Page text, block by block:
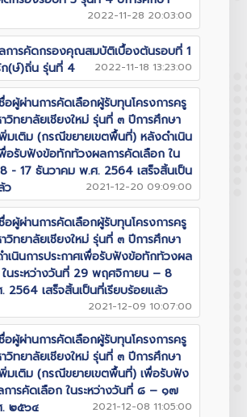
2022-11-28 20:03:00
การคัดกรองคุณสมบัติเบื้องต้นรอบที่ 1
ก(ษ์)ถิ่น รุ่นที่ 4
2022-11-18 13:23:00
อผู้ผ่านการคัดเลือกผู้รับทุนโครงการครู
วิทยาลัยเชียงใหม่ รุ่นที่ ๓ ปีการศึกษา
มเติม (กรณีขยายเขตพื้นที่) หลังดำเนิน
พื่อรับฟังข้อทักท้วงผลการคัดเลือก ใน
- 17 ธันวาคม พ.ศ. 2564 เสร็จสิ้นเป็น
ว
2021-12-20 09:09:00
อผู้ผ่านการคัดเลือกผู้รับทุนโครงการครู
วิทยาลัยเชียงใหม่ รุ่นที่ ๓ ปีการศึกษา
นินการประกาศเพื่อรับฟังข้อทักท้วงผล
ในระหว่างวันที่ 29 พฤศจิกายน – 8
2564 เสร็จสิ้นเป็นที่เรียบร้อยแล้ว
2021-12-09 10:07:00
อผู้ผ่านการคัดเลือกผู้รับทุนโครงการครู
วิทยาลัยเชียงใหม่ รุ่นที่ ๓ ปีการศึกษา
มเติม (กรณีขยายเขตพื้นที่) เพื่อรับฟัง
ารคัดเลือก ในระหว่างวันที่ ๘ – ๑๗
๒๕๖๔
2021-12-08 11:05:00